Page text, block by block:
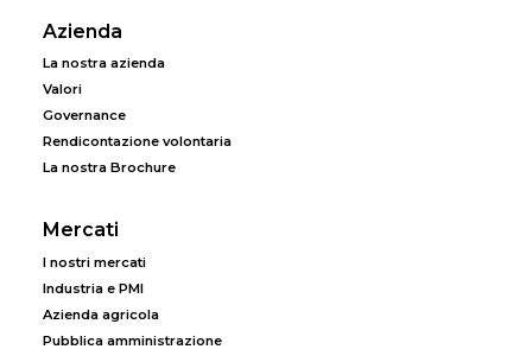
Azienda
La nostra azienda
Valori
Governance
Rendicontazione volontaria
La nostra Brochure
Mercati
I nostri mercati
Industria e PMI
Azienda agricola
Pubblica amministrazione